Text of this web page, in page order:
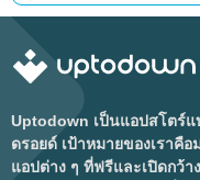
Uptodown เป็นแอปสโตร์
ดรอยด์ เป้าหมายของเราคื
แอปต่าง ๆ ที่ฟรีและเปิดกว้